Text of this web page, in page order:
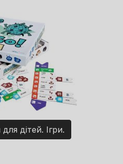
дітей. Ігри.